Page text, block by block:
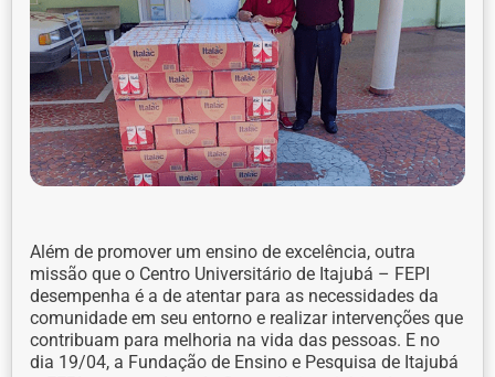
Além de promover um ensino de excelência, outra
missão que o Centro Universitário de Itajubá – FEPI
desempenha é a de atentar para as necessidades da
comunidade em seu entorno e realizar intervenções que
contribuam para melhoria na vida das pessoas. E no
dia 19/04, a Fundação de Ensino e Pesquisa de Itajubá